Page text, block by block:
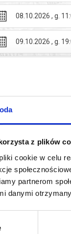
z plików
cookie w celu
partnerom
danymi
08.10.2026 , g.
09.10.2026 , g.
19.11.2026 , g.